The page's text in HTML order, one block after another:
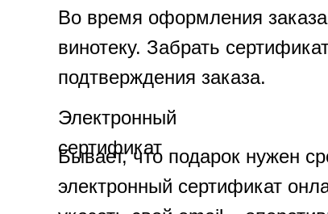
Бывает, что подарок нужен
электронный сертификат
Электронный
сертификат
Во время оформления
винотеку. Забрать
подтверждения заказа.